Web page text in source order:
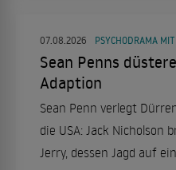
07.08.2026 PSYCHODRAMA
Sean Penns
Adaption
Sean Penn verlegt
die USA: Jack Nicholson
Jerry, dessen Jagd auf